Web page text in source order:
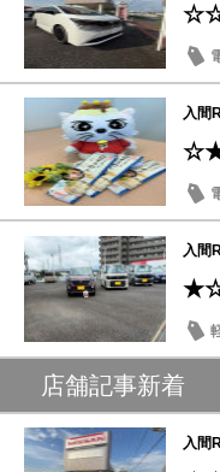
入間
入間
店舗記事新着
入間